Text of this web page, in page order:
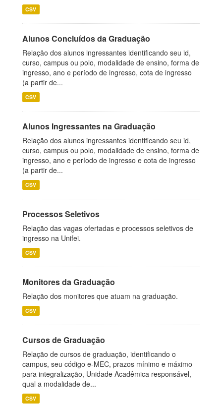
CSV
Alunos Concluídos da Graduação
Relação dos alunos ingressantes identificando seu id,
curso, campus ou polo, modalidade de ensino, forma de
ingresso, ano e período de ingresso, cota de ingresso
(a partir de...
CSV
Alunos Ingressantes na Graduação
Relação dos alunos ingressantes identificando seu id,
curso, campus ou polo, modalidade de ensino, forma de
ingresso, ano e período de ingresso e cota de ingresso
(a partir de...
CSV
Processos Seletivos
Relação das vagas ofertadas e processos seletivos de
ingresso na Unifei.
CSV
Monitores da Graduação
Relação dos monitores que atuam na graduação.
CSV
Cursos de Graduação
Relação de cursos de graduação, identificando o
campus, seu código e-MEC, prazos mínimo e máximo
para integralização, Unidade Acadêmica responsável,
qual a modalidade de...
CSV